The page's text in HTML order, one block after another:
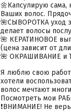
🌼Капсулирую сама,
Ваших волос.
🌺СЫВОРОТКА уход
делает волосы
🌺 КЕРАТИНОВОЕ
(цена зависит от
🌺 ОКРАШИВАНИЕ и
Я люблю свою
хотели
волос мечтают
Посмотреть мои
❗ВНИМАНИЕ! Не